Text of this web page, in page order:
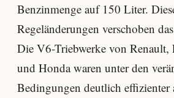
Benzinmenge auf 150 Liter.
Regeländerungen verschoben
Die V6-Triebwerke von Renault,
und Honda waren unter den
Bedingungen deutlich effizienter